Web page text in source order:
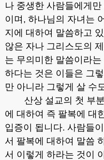
나 중생한 사람들에게만
이며 , 하나님의 자녀는
지에 대하여 말씀하고
않은 자나 그리스도의
는 무의미한 말씀이라
하다는 것은 이들은 그
만 아니라 그렇게 살 수
산상 설교의 첫 부
에 대하여 즉 팔복에 대
입증이 됩니다. 사람들
서 팔복에 대하여 말씀
서 이렇게 하라는 것이